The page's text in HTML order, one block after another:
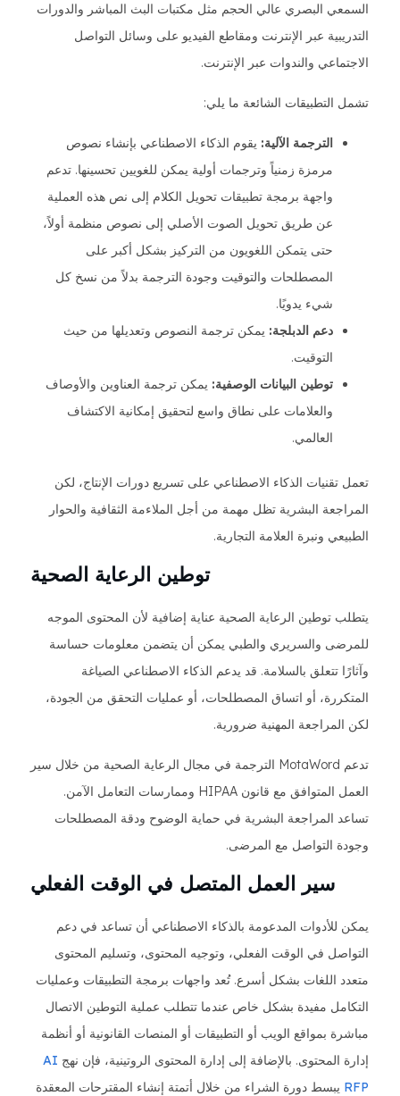
السمعي البصري عالي الحجم مثل مكتبات البث المباشر والدورات
التدريبية عبر الإنترنت ومقاطع الفيديو على وسائل التواصل
الاجتماعي والندوات عبر الإنترنت.
تشمل التطبيقات الشائعة ما يلي:
الترجمة الآلية: يقوم الذكاء الاصطناعي بإنشاء نصوص
مرمزة زمنياً وترجمات أولية يمكن للغويين تحسينها. تدعم
واجهة برمجة تطبيقات تحويل الكلام إلى نص هذه العملية
عن طريق تحويل الصوت الأصلي إلى نصوص منظمة أولاً،
حتى يتمكن اللغويون من التركيز بشكل أكبر على
المصطلحات والتوقيت وجودة الترجمة بدلاً من نسخ كل
شيء يدويًا.
دعم الدبلجة: يمكن ترجمة النصوص وتعديلها من حيث
التوقيت.
توطين البيانات الوصفية: يمكن ترجمة العناوين والأوصاف
والعلامات على نطاق واسع لتحقيق إمكانية الاكتشاف
العالمي.
تعمل تقنيات الذكاء الاصطناعي على تسريع دورات الإنتاج، لكن
المراجعة البشرية تظل مهمة من أجل الملاءمة الثقافية والحوار
الطبيعي ونبرة العلامة التجارية.
توطين الرعاية الصحية
يتطلب توطين الرعاية الصحية عناية إضافية لأن المحتوى الموجه
للمرضى والسريري والطبي يمكن أن يتضمن معلومات حساسة
وآثارًا تتعلق بالسلامة. قد يدعم الذكاء الاصطناعي الصياغة
المتكررة، أو اتساق المصطلحات، أو عمليات التحقق من الجودة،
لكن المراجعة المهنية ضرورية.
تدعم MotaWord الترجمة في مجال الرعاية الصحية من خلال سير
العمل المتوافق مع قانون HIPAA وممارسات التعامل الآمن.
تساعد المراجعة البشرية في حماية الوضوح ودقة المصطلحات
وجودة التواصل مع المرضى.
سير العمل المتصل في الوقت الفعلي
يمكن للأدوات المدعومة بالذكاء الاصطناعي أن تساعد في دعم
التواصل في الوقت الفعلي، وتوجيه المحتوى، وتسليم المحتوى
متعدد اللغات بشكل أسرع. تُعد واجهات برمجة التطبيقات وعمليات
التكامل مفيدة بشكل خاص عندما تتطلب عملية التوطين الاتصال
مباشرة بمواقع الويب أو التطبيقات أو المنصات القانونية أو أنظمة
إدارة المحتوى. بالإضافة إلى إدارة المحتوى الروتينية، فإن نهج AI
RFP يبسط دورة الشراء من خلال أتمتة إنشاء المقترحات المعقدة